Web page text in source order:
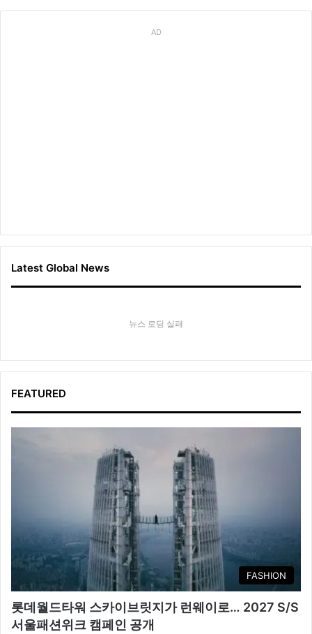
AD
Latest Global News
뉴스 로딩 실패
FEATURED
FASHION
롯데월드타워 스카이브릿지가 런웨이로… 2027 S/S
서울패션위크 캠페인 공개